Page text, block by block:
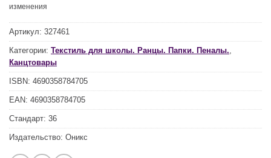
изменения
Артикул: 327461
Категории: Текстиль для школы. Ранцы. Папки. Пеналы.
Канцтовары
ISBN: 4690358784705
EAN: 4690358784705
Стандарт: 36
Издательство: Оникс